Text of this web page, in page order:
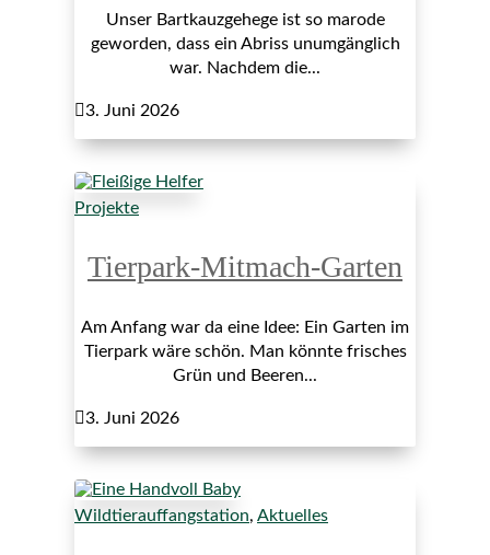
Unser Bartkauzgehege ist so marode
geworden, dass ein Abriss unumgänglich
war. Nachdem die...
3. Juni 2026
Projekte
Tierpark-Mitmach-Garten
Am Anfang war da eine Idee: Ein Garten im
Tierpark wäre schön. Man könnte frisches
Grün und Beeren...
3. Juni 2026
Wildtierauffangstation, Aktuelles